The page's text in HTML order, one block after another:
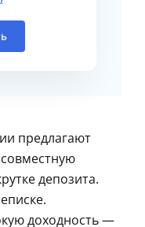
предлагают
депозита.
доходность —